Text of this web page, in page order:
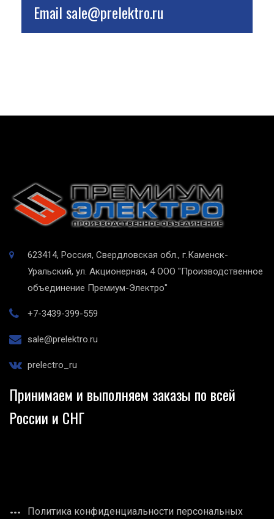
Emailsale@prelektro.ru
623414, Россия, Свердловская обл., г.Каменск-
Уральский, ул. Акционерная, 4 ООО "Производственное
объединение Премиум-Электро"
+7-3439-399-559
sale@prelektro.ru
prelectro_ru
Принимаем и выполняем заказы по всей
России и СНГ
Политика конфиденциальности персональных